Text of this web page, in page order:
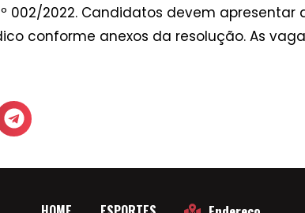
002/2022. Candidatos devem
conforme anexos da resolução. As